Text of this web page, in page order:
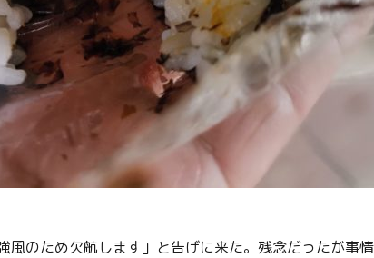
風のため欠航します」と告げに来た。残念だったが事